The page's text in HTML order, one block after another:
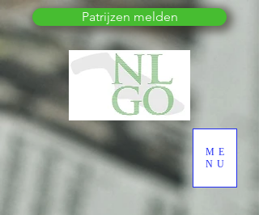
ME
NU
Patrijzen melden